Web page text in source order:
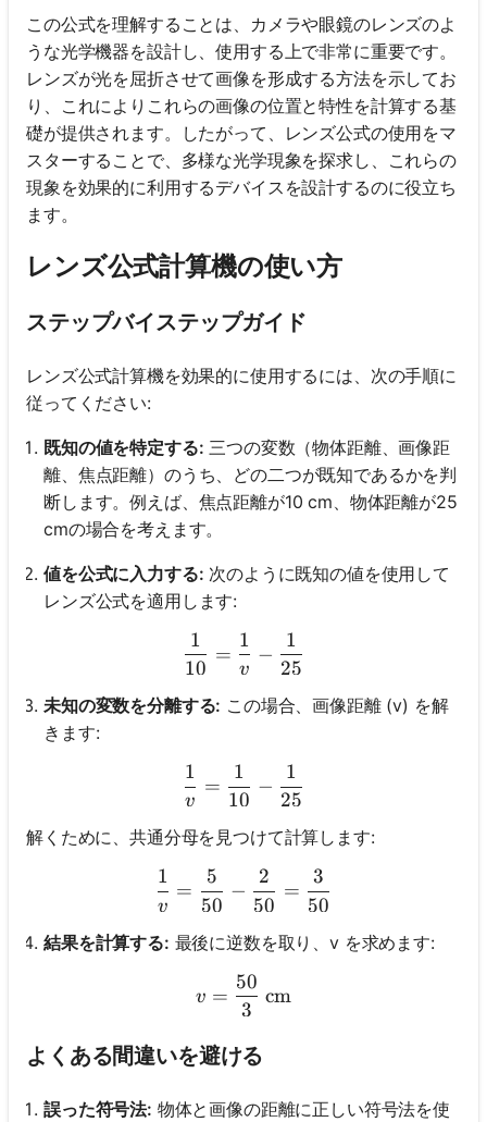
この公式を理解することは、カメラや眼鏡のレンズのよ
うな光学機器を設計し、使用する上で非常に重要です。
レンズが光を屈折させて画像を形成する方法を示してお
り、これによりこれらの画像の位置と特性を計算する基
礎が提供されます。したがって、レンズ公式の使用をマ
スターすることで、多様な光学現象を探求し、これらの
現象を効果的に利用するデバイスを設計するのに役立ち
ます。
レンズ公式計算機の使い方
ステップバイステップガイド
レンズ公式計算機を効果的に使用するには、次の手順に
従ってください:
既知の値を特定する: 三つの変数（物体距離、画像距
離、焦点距離）のうち、どの二つが既知であるかを判
断します。例えば、焦点距離が10 cm、物体距離が25
cmの場合を考えます。
値を公式に入力する: 次のように既知の値を使用して
レンズ公式を適用します:
\frac{1}{10} =
10
1
=
v
1
−
25
1
未知の変数を分離する: この場合、画像距離 (v) を解
きます:
\frac{1}{v} =
v
1
=
10
1
−
25
1
解くために、共通分母を見つけて計算します:
\frac{1}{v} =
v
1
=
50
5
−
50
2
=
50
3
結果を計算する: 最後に逆数を取り、v を求めます:
v = \frac{50}{3} \text{
v =
3
50
cm
よくある間違いを避ける
誤った符号法: 物体と画像の距離に正しい符号法を使